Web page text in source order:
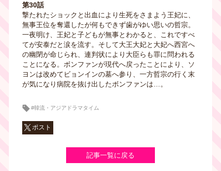
第30話
撃たれたショックと出血により生死をさまよう王妃に、
無事王位を奪還したが何もできず歯がゆい思いの哲宗。
一夜明け、王妃と子どもが無事とわかると、これですべ
てが安泰だと涙を流す。そして大王大妃と大妃へ西宮へ
の幽閉が命じられ、連判状により大臣らも罪に問われる
ことになる。ボンファンが現代へ戻ったことにより、ソ
ヨンは改めてビョンインの墓へ参り、一方哲宗の行く末
が気になり病院を抜け出したボンファンは…。
#韓流・アジアドラマタイム
ポスト
記事一覧に戻る